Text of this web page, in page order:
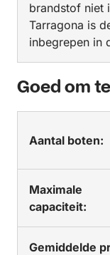
brandstof niet
Tarragona is
inbegrepen in
Goed om
Aantal boten:
Maximale
capaciteit:
Gemiddelde